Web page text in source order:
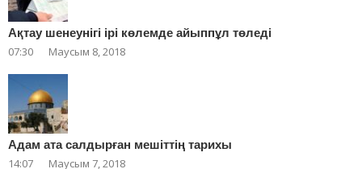
Ақтау шенеунігі ірі көлемде айыппұл төледі
07:30 Маусым 8, 2018
Адам ата салдырған мешіттің тарихы
14:07 Маусым 7, 2018